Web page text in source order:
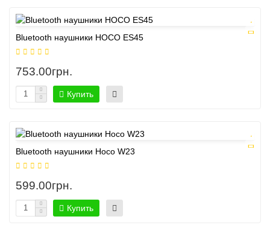
Bluetooth наушники HOCO ES45
753.00грн.
Купить
Bluetooth наушники Hoco W23
599.00грн.
Купить